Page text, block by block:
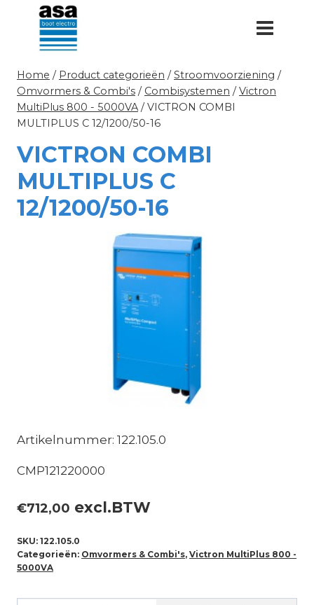
Doorgaan
inhoud
Home / Product categorieën / Stroomvoorziening /
Omvormers & Combi's / Combisystemen / Victron
MultiPlus 800 - 5000VA / VICTRON COMBI
MULTIPLUS C 12/1200/50-16
VICTRON COMBI
MULTIPLUS C
12/1200/50-16
Artikelnummer: 122.105.0
CMP121220000
€712,00 excl.BTW
SKU: 122.105.0
Categorieën: Omvormers & Combi's, Victron MultiPlus 800 -
5000VA